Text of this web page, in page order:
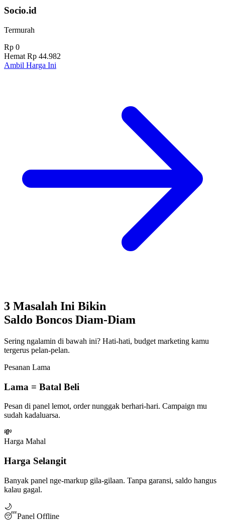
Socio.id
Termurah
Rp 0
Hemat Rp 44.982
Ambil Harga Ini
3 Masalah Ini Bikin
Saldo Boncos Diam-Diam
Sering ngalamin di bawah ini? Hati-hati, budget marketing kamu
tergerus pelan-pelan.
Pesanan Lama
Lama = Batal Beli
Pesan di panel lemot, order nunggak berhari-hari. Campaign mu
sudah kadaluarsa.
💸
Harga Mahal
Harga Selangit
Banyak panel nge-markup gila-gilaan. Tanpa garansi, saldo hangus
kalau gagal.
🌙
😴Panel Offline